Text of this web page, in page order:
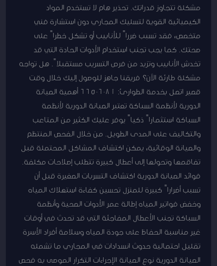
مشكلة تتجاوز قدراتك. تحذير هام لا تستخدم المواد
الكيميائية القوية لتسليك المجاري دون استشارة فني
متخصص، فقد تسبب ضرراً للأنابيب أو تشكل خطراً على
صحتك. كما يجب تجنب استخدام الأدوات الحادة التي قد
تخدش الأنابيب وتزيد من فرص التسريب مستقبلاً. هل تواجه
مشكلة طارئة الآن؟ فريقنا جاهز للوصول إليك خلال وقت
قصير اتصل بخدمة الطوارئ: 66506081 أهمية الصيانة
الدورية لأنظمة السباكة تعتبر الصيانة الدورية لأنظمة
السباكة استثماراً ذكياً يوفر عليك الكثير من المتاعب
والتكاليف على المدى الطويل. من خلال الفحص المنتظم
والصيانة الوقائية، يمكن اكتشاف المشاكل المحتملة قبل
تفاقمها وتحولها إلى أعطال كبيرة تتطلب إصلاحات مكلفة.
فوائد الصيانة الدورية اكتشاف التسربات الصغيرة قبل أن
تسبب أضراراً كبيرة للمنزل تحسين كفاءة استهلاك المياه
وخفض فواتير المياه إطالة عمر الأدوات الصحية وأنظمة
السباكة تجنب الأعطال المفاجئة التي قد تحدث في أوقات
غير مناسبة الحفاظ على جودة المياه وسلامة أفراد الأسرة
تقليل احتمالية حدوث انسدادات في المجاري ما تشمله
الصيانة الدورية نوع الصيانة الإجراءات التكرار الموصى به فحص